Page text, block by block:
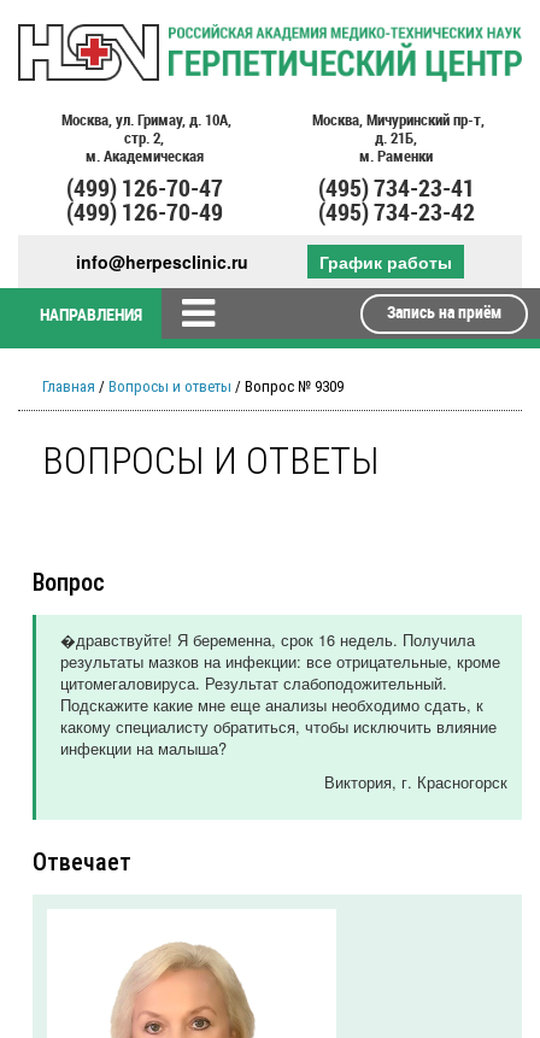
Москва, ул. Гримау, д. 10А,
стр. 2,
м. Академическая
(499)126-70-47
(499)126-70-49
Москва, Мичуринский пр-т,
д. 21Б,
м. Раменки
(495)734-23-41
(495)734-23-42
info@herpesclinic.ru График работы
НАПРАВЛЕНИЯ Запись на приём
Главная / Вопросы и ответы / Вопрос № 9309
ВОПРОСЫ И ОТВЕТЫ
Вопрос
�дравствуйте! Я беременна, срок 16 недель. Получила
результаты мазков на инфекции: все отрицательные, кроме
цитомегаловируса. Результат слабоподожительный.
Подскажите какие мне еще анализы необходимо сдать, к
какому специалисту обратиться, чтобы исключить влияние
инфекции на малыша?
Виктория, г. Красногорск
Отвечает